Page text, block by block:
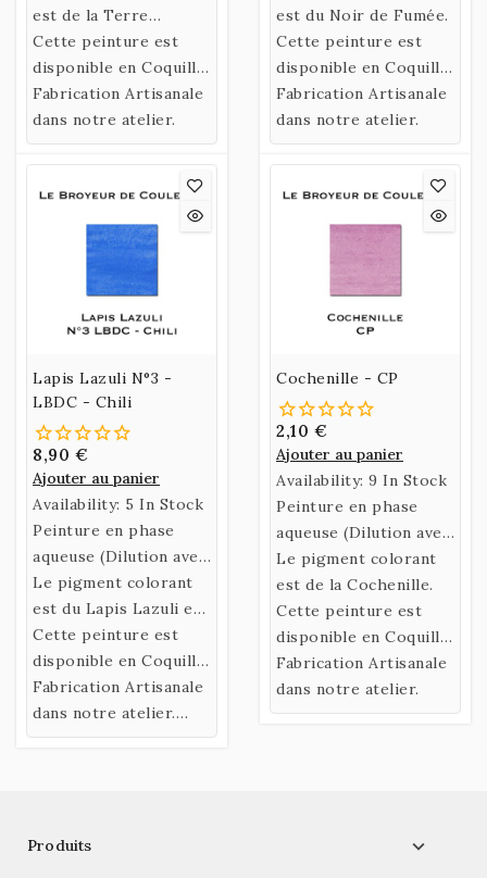
confectionnée selon
une recette historique
utilisant un liant
naturel fabriqué à
partir de Gomme
Arabique et d’Eau de
Miel.
est de la Terre
d'Islande.
Cette peinture est
disponible en Coquille
ou en Godet.
Fabrication Artisanale
dans notre atelier.
confectionnée selon
une recette historique
utilisant un liant
naturel fabriqué à
partir de Gomme
Arabique et d’Eau de
Miel.
est du Noir de Fumée.
Cette peinture est
disponible en Coquille
ou en Godet.
Fabrication Artisanale
dans notre atelier.
Lapis Lazuli N°3 -
LBDC - Chili
8,90 €
Ajouter au panier
Availability: 5 In Stock
Peinture en phase
aqueuse (Dilution avec
de l’eau)
confectionnée selon
une recette historique
utilisant un liant
naturel fabriqué à
partir de Gomme
Arabique et d’Eau de
Le pigment colorant
est du Lapis Lazuli en
provenance du Chili
purifié dans notre
Atelier (LBDC)
Cette peinture est
disponible en Coquille
ou en Godet.
Fabrication Artisanale
dans notre atelier.
Nouvelle recette 2020
Cochenille - CP
2,10 €
Ajouter au panier
Availability: 9 In Stock
Peinture en phase
aqueuse (Dilution avec
de l’eau)
confectionnée selon
une recette historique
utilisant un liant
naturel fabriqué à
partir de Gomme
Arabique et d’Eau de
Le pigment colorant
est de la Cochenille.
Cette peinture est
disponible en Coquille
ou en Godet.
Fabrication Artisanale
dans notre atelier.
Produits 